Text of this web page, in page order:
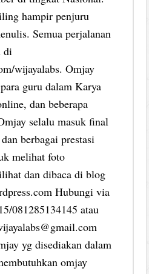
hampir penjuru
Semua perjalanan
di
wijayalabs. Omjay
guru dalam Karya
dan beberapa
selalu masuk final
berbagai prestasi
melihat foto
dan dibaca di blog
Hubungi via
081285134145 atau
yg disediakan dalam
omjay